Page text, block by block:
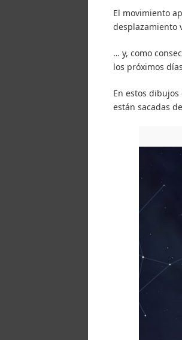
El movimiento
desplazamiento
… y, como
los próximos
En estos
están sacadas